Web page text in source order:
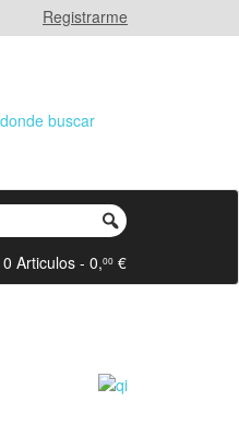
Registrarme
0 Articulos - 0,00 €